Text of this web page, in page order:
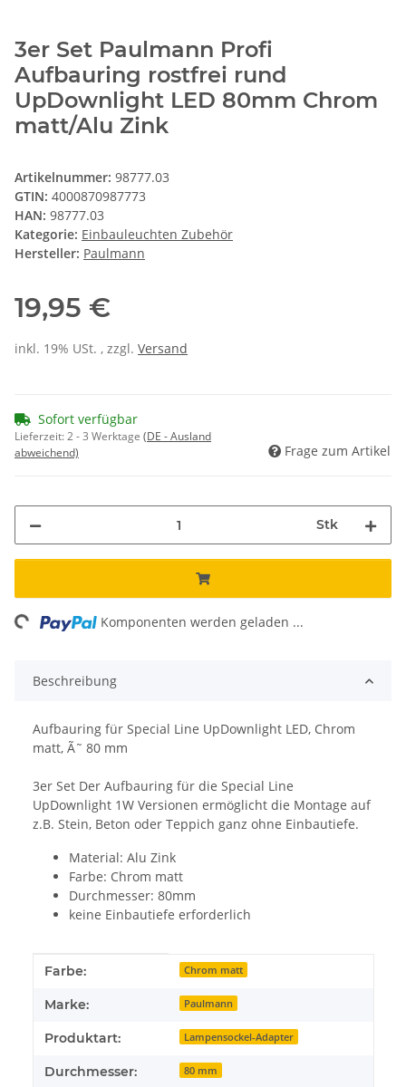
3er Set Paulmann Profi
Aufbauring rostfrei rund
UpDownlight LED 80mm Chrom
matt/Alu Zink
Artikelnummer: 98777.03
GTIN: 4000870987773
HAN: 98777.03
Kategorie: Einbauleuchten Zubehör
Hersteller: Paulmann
19,95 €
inkl. 19% USt. , zzgl. Versand
Sofort verfügbar
Lieferzeit:2 - 3 Werktage (DE - Ausland
abweichend)
Frage zum Artikel
Stk
Komponenten werden geladen ...
Beschreibung
Aufbauring für Special Line UpDownlight LED, Chrom
matt, Ã˜ 80 mm
3er Set Der Aufbauring für die Special Line
UpDownlight 1W Versionen ermöglicht die Montage auf
z.B. Stein, Beton oder Teppich ganz ohne Einbautiefe.
Material: Alu Zink
Farbe: Chrom matt
Durchmesser: 80mm
keine Einbautiefe erforderlich
Produkteigenschaft
Wert
Farbe: Chrom matt
Marke: Paulmann
Produktart: Lampensockel-Adapter
Durchmesser: 80 mm